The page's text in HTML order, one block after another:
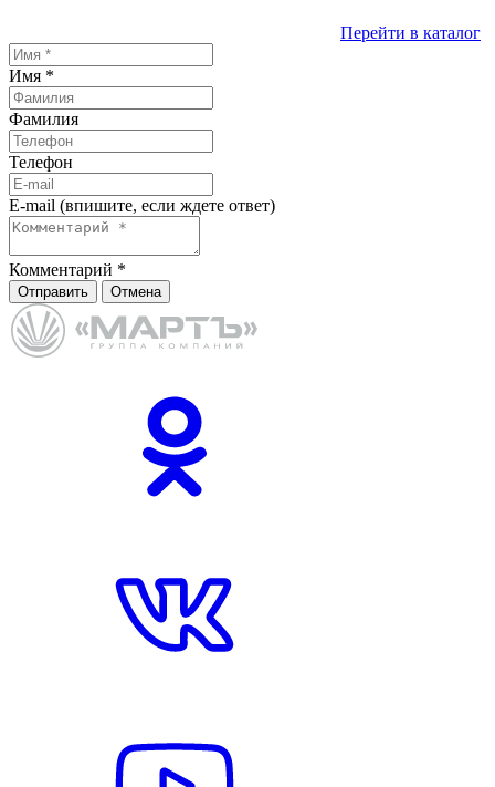
Перейти в каталог
Имя *
Фамилия
Телефон
E-mail (впишите, если ждете ответ)
Комментарий *
Отправить Отмена